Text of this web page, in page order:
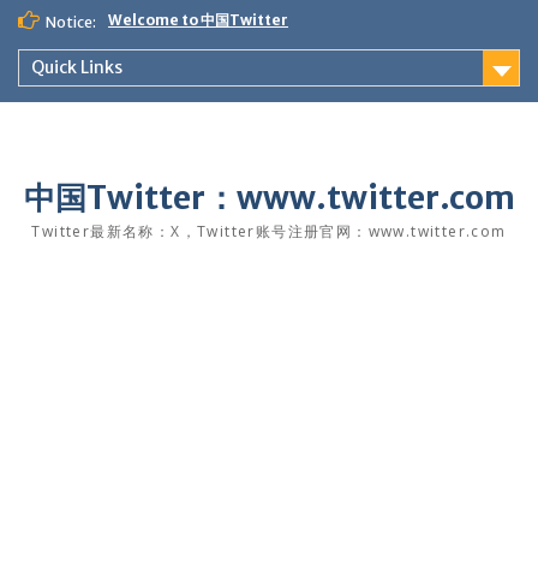
Skip
content
Notice: Welcome to 中国Twitter
Quick Links
中国Twitter：www.twitter.com
Twitter最新名称：X，Twitter账号注册官网：www.twitter.com